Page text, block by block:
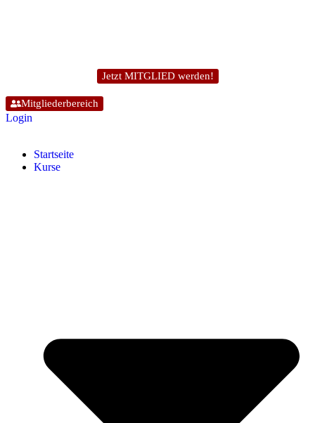
Jetzt MITGLIED werden!
Mitgliederbereich
Login
Start­sei­te
Kur­se